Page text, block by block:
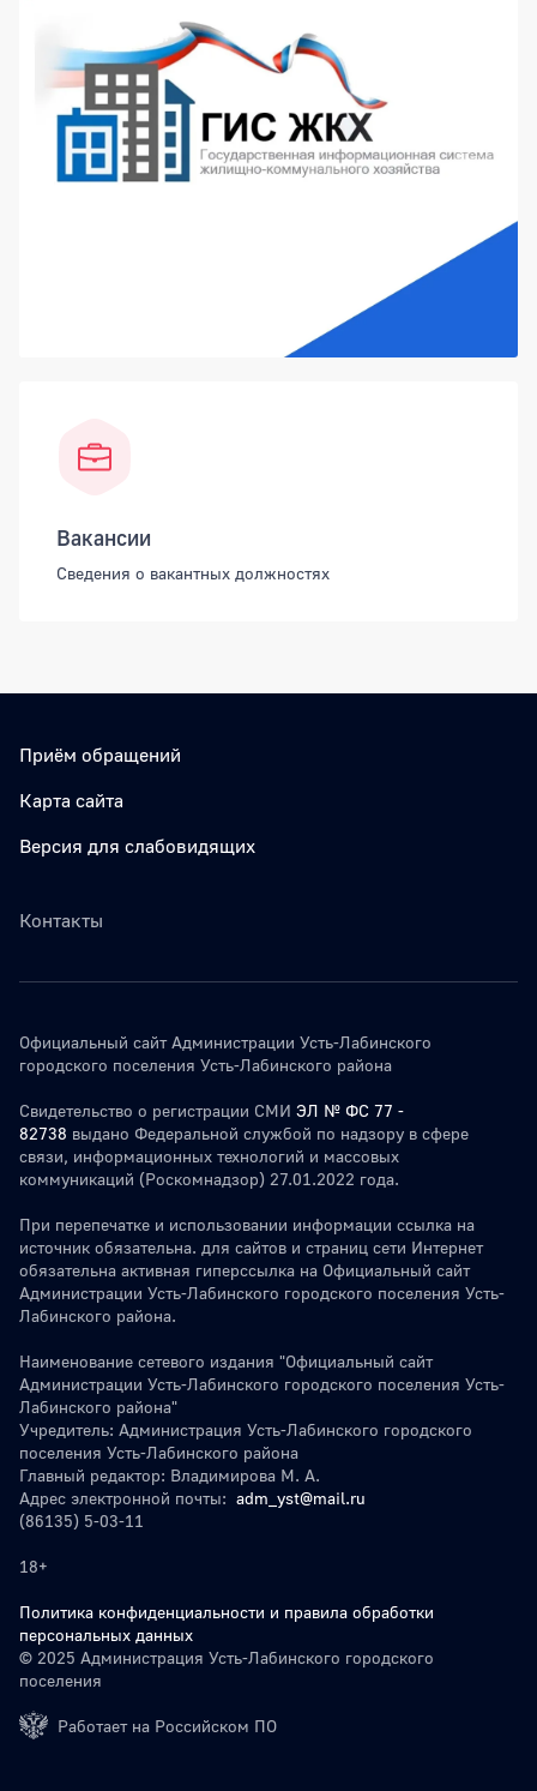
Вакансии
Сведения о вакантных должностях
Приём обращений
Карта сайта
Версия для слабовидящих
Контакты
Официальный сайт Администрации Усть-Лабинского
городского поселения Усть-Лабинского района
Свидетельство о регистрации СМИ ЭЛ № ФС 77 -
82738 выдано Федеральной службой по надзору в сфере
связи, информационных технологий и массовых
коммуникаций (Роскомнадзор) 27.01.2022 года.
При перепечатке и использовании информации ссылка на
источник обязательна. для сайтов и страниц сети Интернет
обязательна активная гиперссылка на Официальный сайт
Администрации Усть-Лабинского городского поселения Усть-
Лабинского района.
Наименование сетевого издания "Официальный сайт
Администрации Усть-Лабинского городского поселения Усть-
Лабинского района"
Учредитель: Администрация Усть-Лабинского городского
поселения Усть-Лабинского района
Главный редактор: Владимирова М. А.
Адрес электронной почты: adm_yst@mail.ru
(86135) 5-03-11
18+
Политика конфиденциальности и правила обработки
персональных данных
© 2025 Администрация Усть-Лабинского городского
поселения
Работает на Российском ПО